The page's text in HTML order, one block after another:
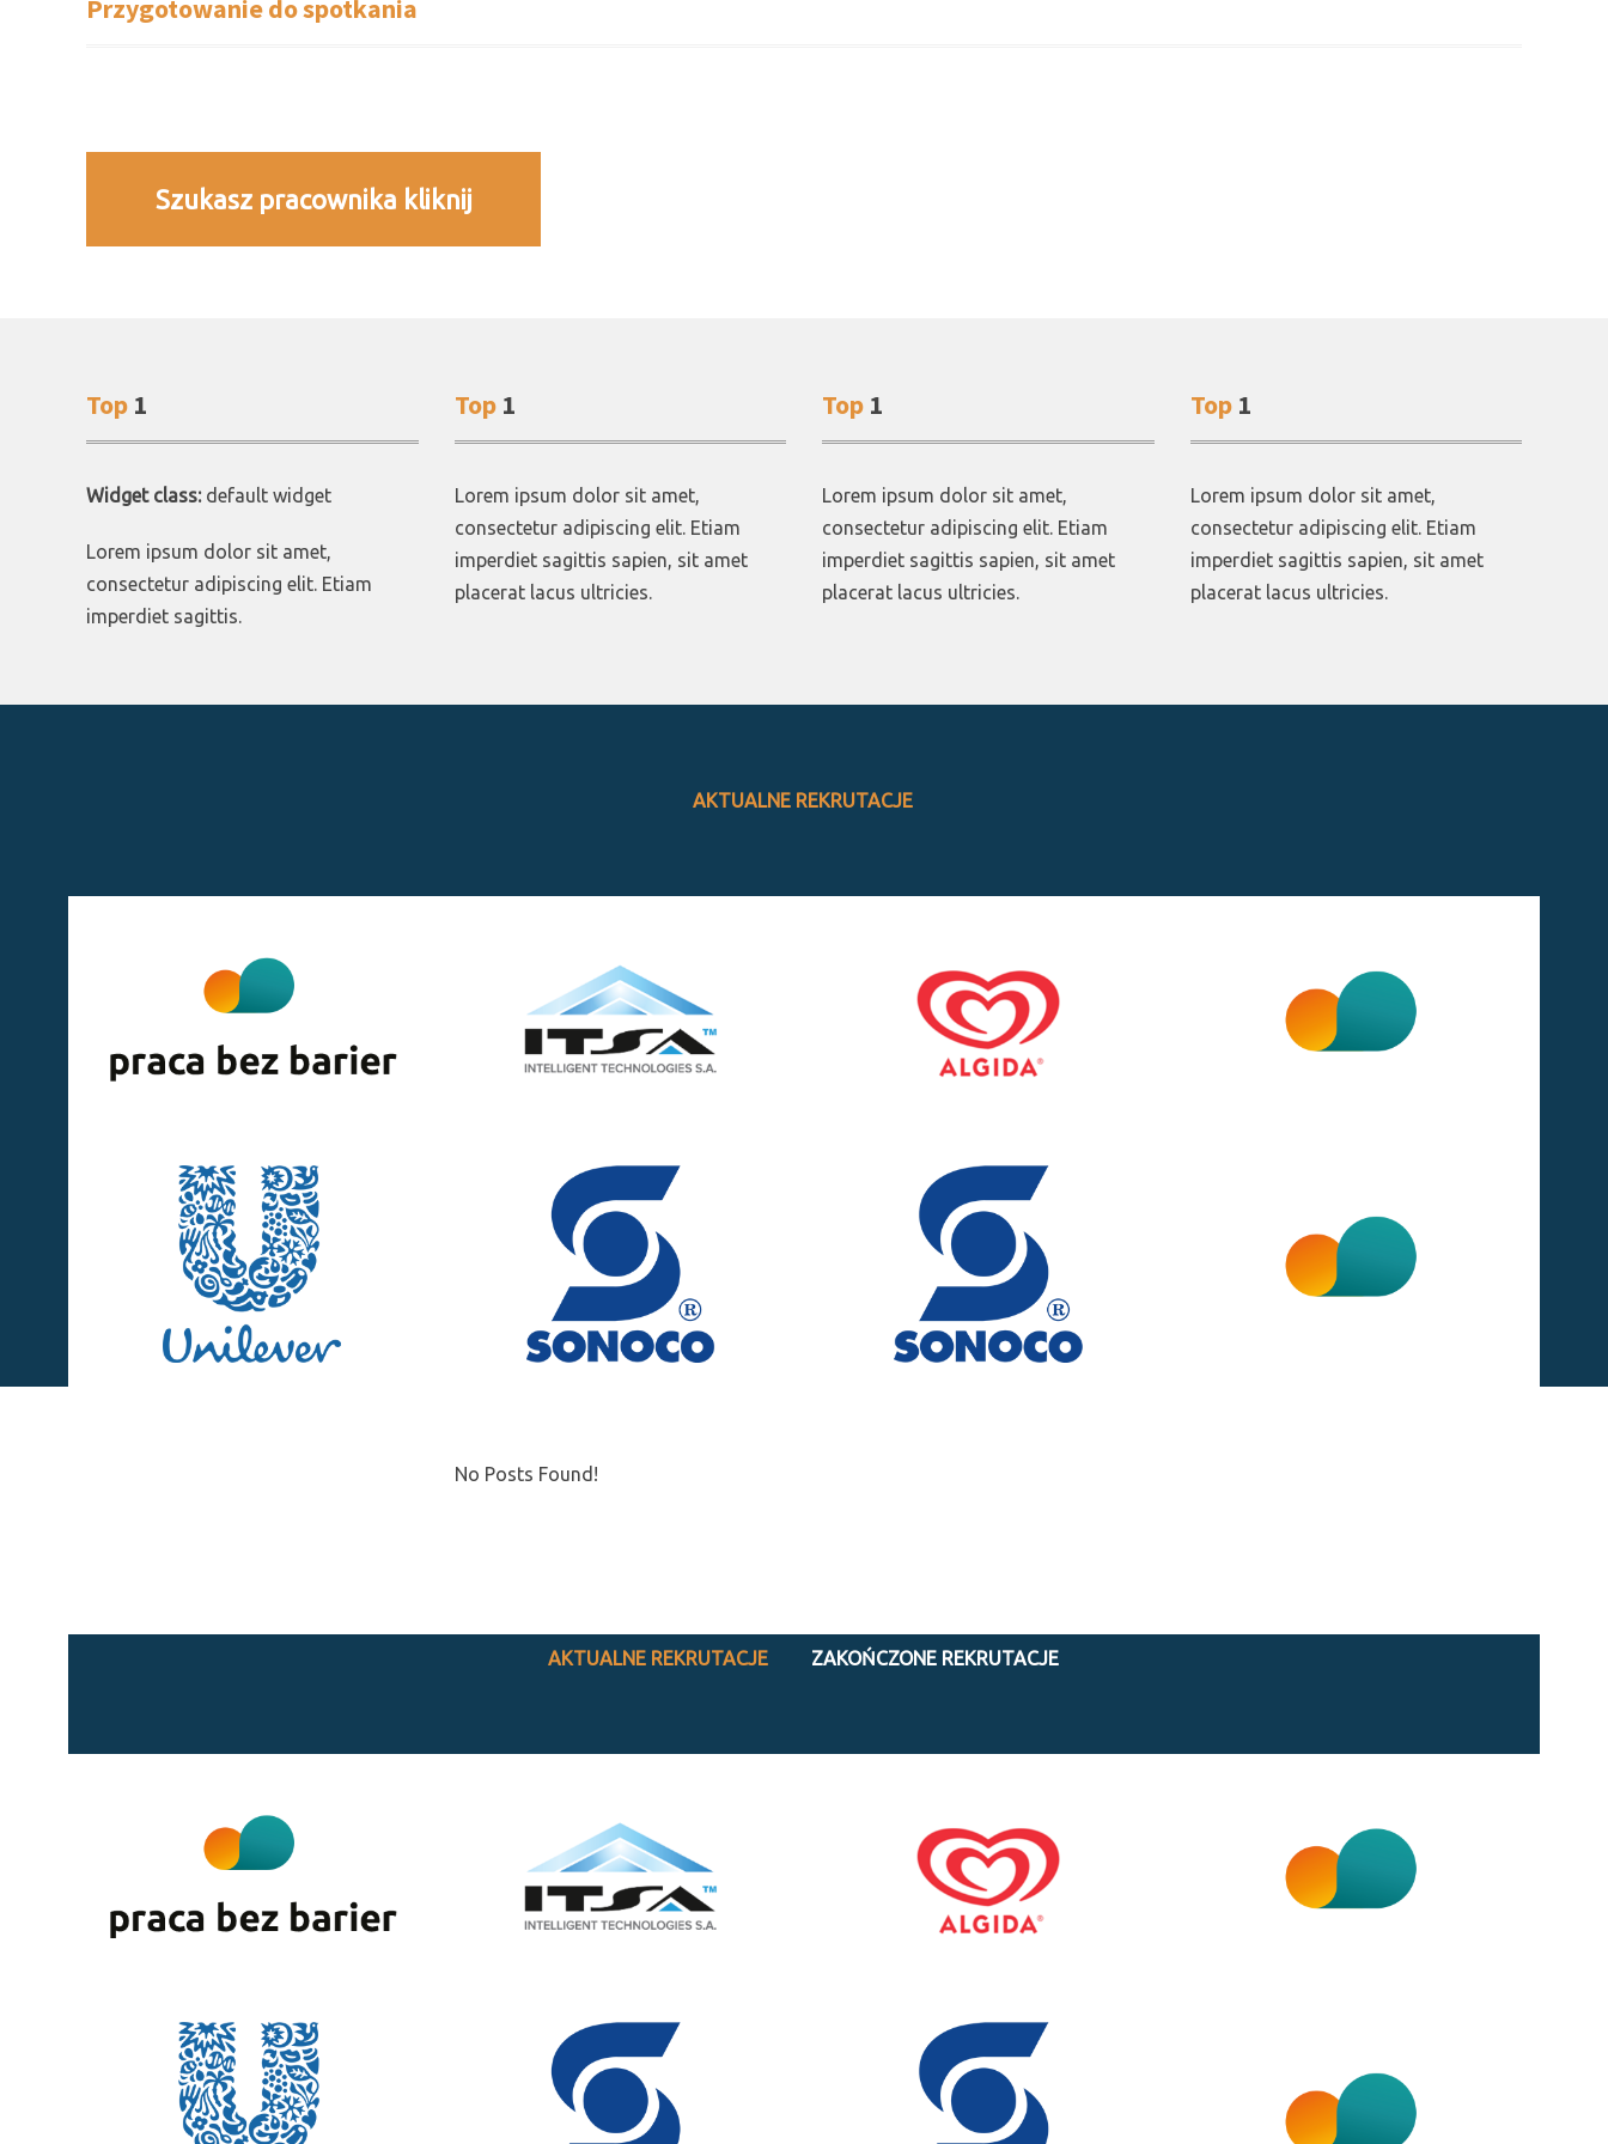
Przygotowanie do spotkania
Szukasz pracownika kliknij
Top 1
Widget class:default widget
Lorem ipsum dolor sit amet,
consectetur adipiscing elit. Etiam
imperdiet sagittis.
Top 1
Lorem ipsum dolor sit amet,
consectetur adipiscing elit. Etiam
imperdiet sagittis sapien, sit amet
placerat lacus ultricies.
Top 1
Lorem ipsum dolor sit amet,
consectetur adipiscing elit. Etiam
imperdiet sagittis sapien, sit amet
placerat lacus ultricies.
Top 1
Lorem ipsum dolor sit amet,
consectetur adipiscing elit. Etiam
imperdiet sagittis sapien, sit amet
placerat lacus ultricies.
AKTUALNE REKRUTACJE
No Posts Found!
AKTUALNE REKRUTACJE ZAKOŃCZONE REKRUTACJE